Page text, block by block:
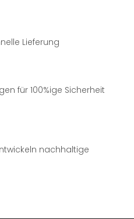
Lieferung
für 100%ige Sicherheit
nachhaltige